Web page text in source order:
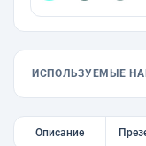
ИСПОЛЬЗУЕМЫЕ
Описание